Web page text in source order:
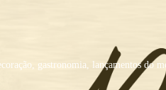
gastronomia, lançamentos do